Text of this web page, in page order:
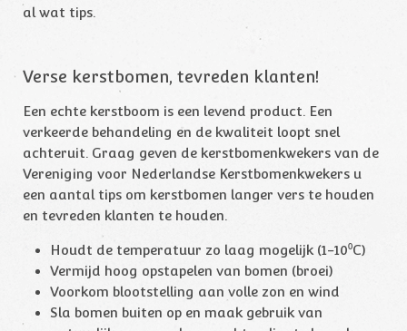
al wat tips.
Verse kerstbomen, tevreden klanten!
Een echte kerstboom is een levend product. Een
verkeerde behandeling en de kwaliteit loopt snel
achteruit. Graag geven de kerstbomenkwekers van de
Vereniging voor Nederlandse Kerstbomenkwekers u
een aantal tips om kerstbomen langer vers te houden
en tevreden klanten te houden.
Houdt de temperatuur zo laag mogelijk (1-10⁰C)
Vermijd hoog opstapelen van bomen (broei)
Voorkom blootstelling aan volle zon en wind
Sla bomen buiten op en maak gebruik van